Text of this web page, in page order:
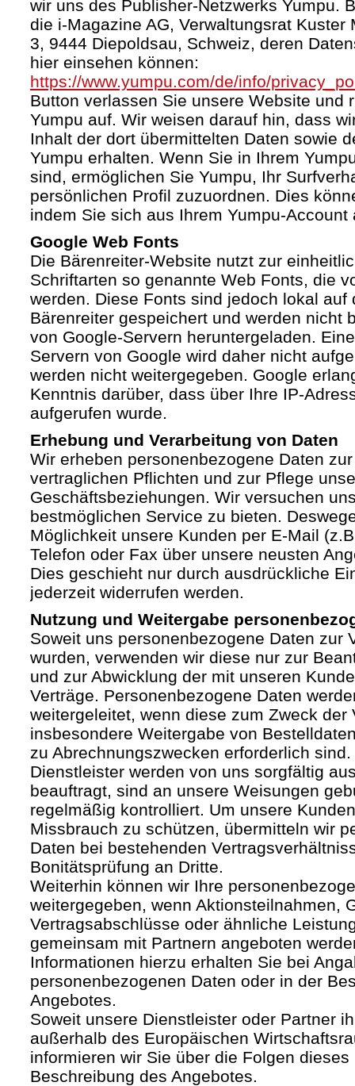
wir uns des Publisher-Netzwerks Yumpu.
die i-Magazine AG, Verwaltungsrat Kuster
3, 9444 Diepoldsau, Schweiz, deren
hier einsehen können:
https://www.yumpu.com/de/info/
Button verlassen Sie unsere Website und
Yumpu auf. Wir weisen darauf hin, dass
Inhalt der dort übermittelten Daten sowie
Yumpu erhalten. Wenn Sie in Ihrem
sind, ermöglichen Sie Yumpu, Ihr
persönlichen Profil zuzuordnen. Dies
indem Sie sich aus Ihrem Yumpu-Account
Google Web Fonts
Die Bärenreiter-Website nutzt zur
Schriftarten so genannte Web Fonts, die
werden. Diese Fonts sind jedoch lokal auf
Bärenreiter gespeichert und werden nicht
von Google-Servern heruntergeladen.
Servern von Google wird daher nicht
werden nicht weitergegeben. Google
Kenntnis darüber, dass über Ihre IP-
aufgerufen wurde.
Erhebung und Verarbeitung von Daten
Wir erheben personenbezogene Daten
vertraglichen Pflichten und zur Pflege
Geschäftsbeziehungen. Wir versuchen
bestmöglichen Service zu bieten.
Möglichkeit unsere Kunden per E-Mail
Telefon oder Fax über unsere neusten
Dies geschieht nur durch ausdrückliche
jederzeit widerrufen werden.
Nutzung und Weitergabe
Soweit uns personenbezogene Daten zur
wurden, verwenden wir diese nur zur
und zur Abwicklung der mit unseren
Verträge. Personenbezogene Daten
weitergeleitet, wenn diese zum Zweck der
insbesondere Weitergabe von
zu Abrechnungszwecken erforderlich
Dienstleister werden von uns sorgfältig
beauftragt, sind an unsere Weisungen
regelmäßig kontrolliert. Um unsere
Missbrauch zu schützen, übermitteln wir
Daten bei bestehenden
Bonitätsprüfung an Dritte.
Weiterhin können wir Ihre
weitergegeben, wenn Aktionsteilnahmen,
Vertragsabschlüsse oder ähnliche
gemeinsam mit Partnern angeboten
Informationen hierzu erhalten Sie bei
personenbezogenen Daten oder in der
Angebotes.
Soweit unsere Dienstleister oder Partner
außerhalb des Europäischen
informieren wir Sie über die Folgen
Beschreibung des Angebotes.